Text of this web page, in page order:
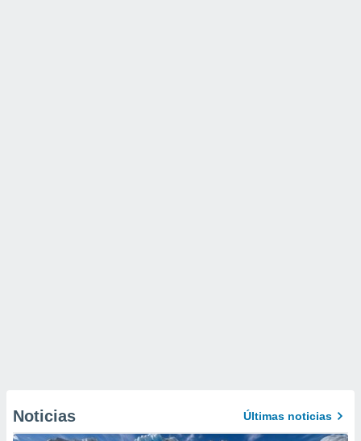
Noticias Últimas noticias